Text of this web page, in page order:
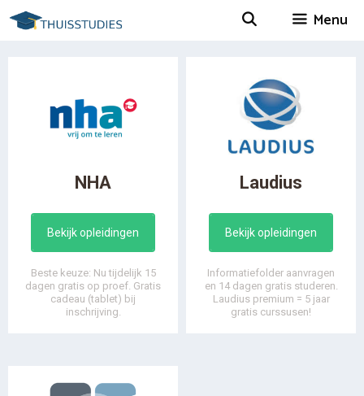
Spring
naar
Menu
NHA
Bekijk opleidingen
Beste keuze: Nu tijdelijk 15
dagen gratis op proef. Gratis
cadeau (tablet) bij
inschrijving.
Laudius
Bekijk opleidingen
Informatiefolder aanvragen
en 14 dagen gratis studeren.
Laudius premium = 5 jaar
gratis curssusen!